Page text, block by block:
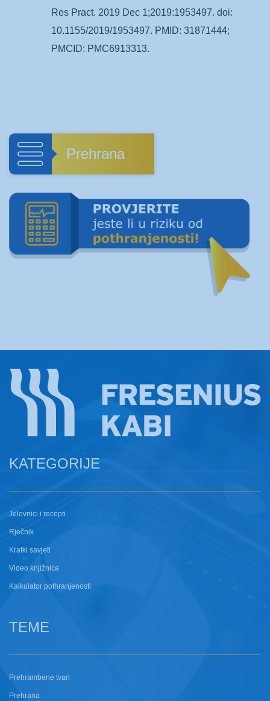
Res Pract. 2019 Dec 1;2019:1953497. doi:
10.1155/2019/1953497. PMID: 31871444;
PMCID: PMC6913313.
Prehrana
KATEGORIJE
Jelovnici i recepti
Rječnik
Kratki savjeti
Video knjižnica
Kalkulator pothranjenosti
TEME
Prehrambene tvari
Prehrana